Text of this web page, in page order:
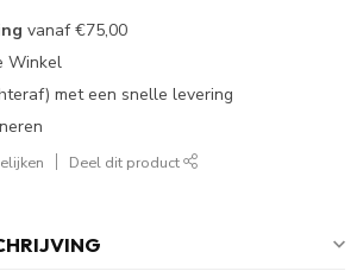
vanaf€75,00
Winkel
met een snelle levering
Deel dit product